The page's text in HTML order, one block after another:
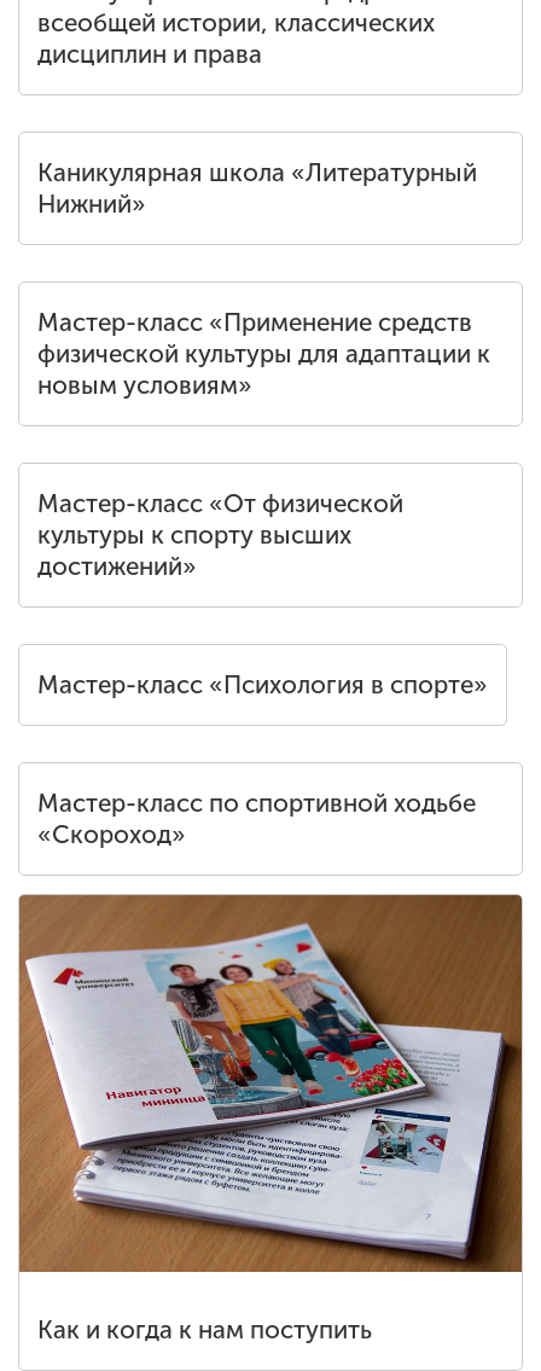
всеобщей истории, классических
дисциплин и права
Каникулярная школа «Литературный
Нижний»
Мастер-класс «Применение средств
физической культуры для адаптации к
новым условиям»
Мастер-класс «От физической
культуры к спорту высших
достижений»
Мастер-класс «Психология в спорте»
Мастер-класс по спортивной ходьбе
«Скороход»
Как и когда к нам поступить